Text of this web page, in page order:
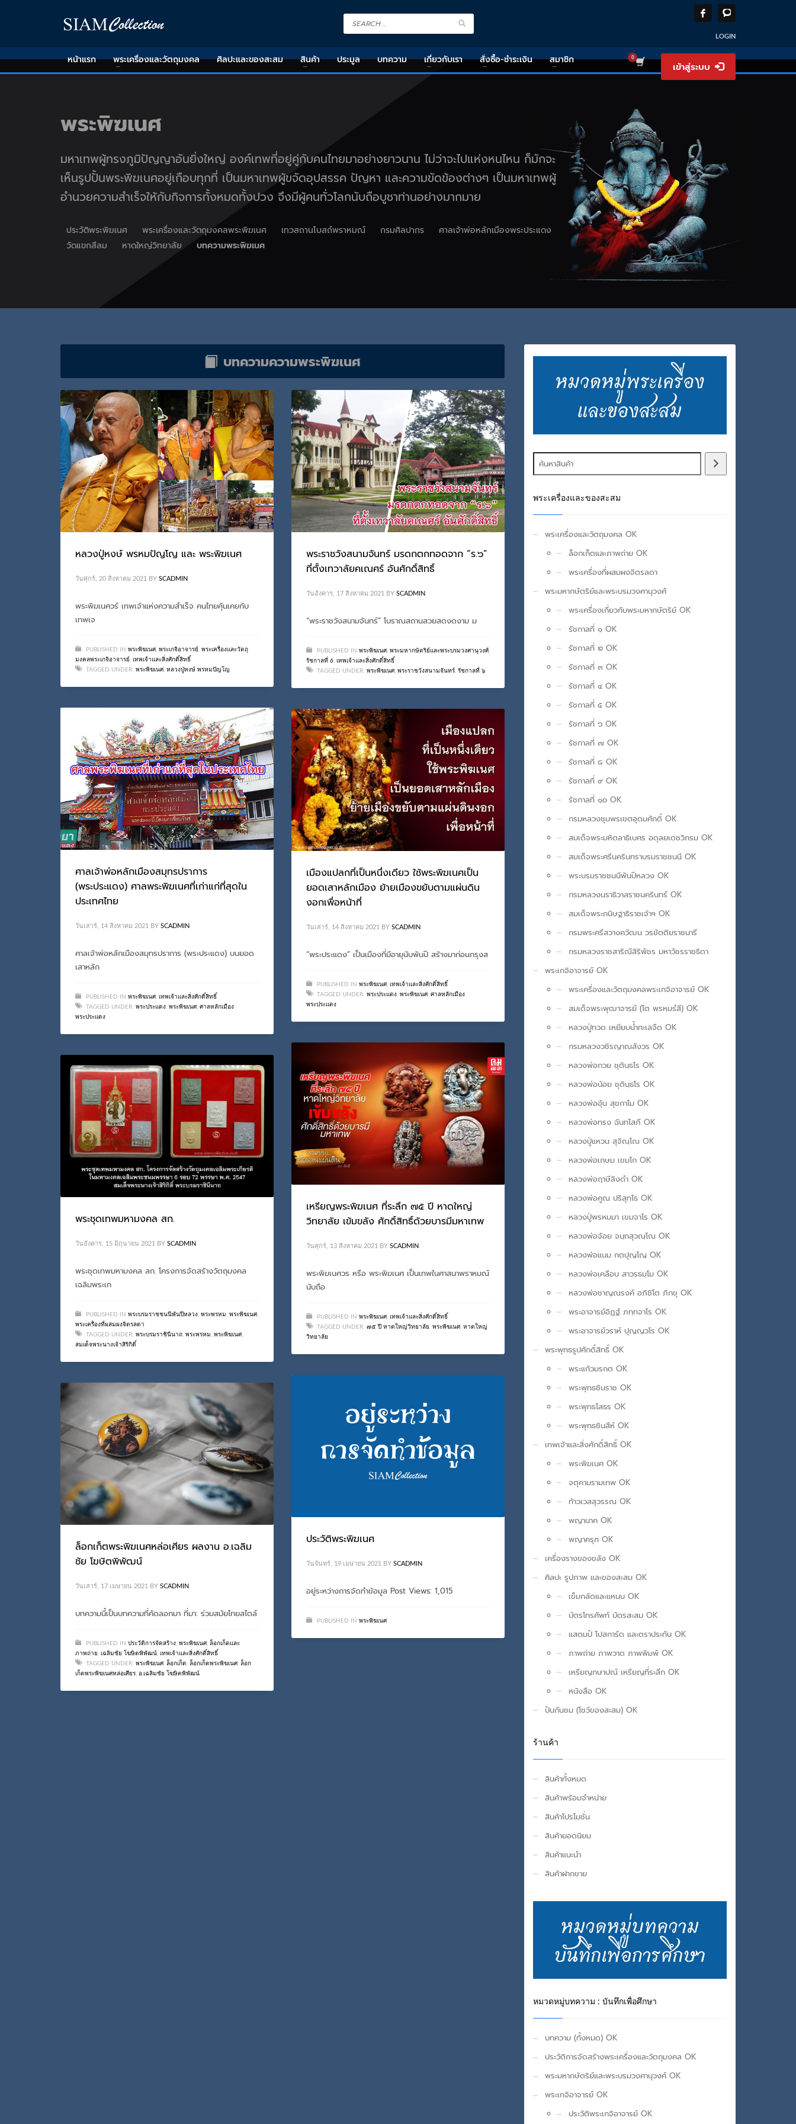
LOGIN
หน้าแรก พระเครื่องและวัตถุมงคล ศิลปะและของสะสม สินค้า ประมูล บทความ เกี่ยวกับเรา สั่งซื้อ-ชำระเงิน สมาชิก
เข้าสู่ระบบ
พระพิฆเนศ
มหาเทพผู้ทรงภูมิปัญญาอันยิ่งใหญ่ องค์เทพที่อยู่คู่กับคนไทยมาอย่างยาวนาน ไม่ว่าจะไปแห่งหนไหน ก็มักจะ
เห็นรูปปั้นพระพิฆเนศอยู่เกือบทุกที่ เป็นมหาเทพผู้ขจัดอุปสรรค ปัญหา และความขัดข้องต่างๆ เป็นมหาเทพผู้
อำนวยความสำเร็จให้กับกิจการทั้งหมดทั้งปวง จึงมีผู้คนทั่วโลกนับถือบูชาท่านอย่างมากมาย
ประวัติพระพิฆเนศ พระเครื่องและวัตถุมงคลพระพิฆเนศ เทวสถานโบสถ์พราหมณ์ กรมศิลปากร
ศาลเจ้าพ่อหลักเมืองพระประแดง
วัดแขกสีลม
หาดใหญ่วิทยาลัย บทความพระพิฆเนศ
บทความความพระพิฆเนศ
หลวงปู่หงษ์ พรหมปัญโญ และ พระพิฆเนศ
วันศุกร์, 20 สิงหาคม 2021 BY SCADMIN
พระพิฆเนศวร์ เทพเจ้าแห่งความสำเร็จ คนไทยคุ้นเคยกับ
เทพเจ
PUBLISHED IN พระพิฆเนศ พระเกจิอาจารย์ พระเครื่องและวัตถุ
มงคลพระเกจิอาจารย์ เทพเจ้าและสิ่งศักดิ์สิทธิ์
TAGGED UNDER: พระพิฆเนศ หลวงปู่หงษ์ พรหมปัญโญ
พระราชวังสนามจันทร์ มรดกตกทอดจาก “ร.๖”
ที่ตั้งเทวาลัยคเณศร์ อันศักดิ์สิทธิ์
วันอังคาร, 17 สิงหาคม 2021 BY SCADMIN
“พระราชวังสนามจันทร์” โบราณสถานสวยสดงดงาม ม
PUBLISHED IN พระพิฆเนศ พระมหากษัตริย์และพระบรมวงศานุวงศ์
รัชกาลที่ 6 เทพเจ้าและสิ่งศักดิ์สิทธิ์
TAGGED UNDER: พระพิฆเนศ พระราชวังสนามจันทร์ รัชกาลที่ ๖
ศาลเจ้าพ่อหลักเมืองสมุทรปราการ
(พระประแดง) ศาลพระพิฆเนศที่เก่าแก่ที่สุดใน
ประเทศไทย
วันเสาร์, 14 สิงหาคม 2021 BY SCADMIN
ศาลเจ้าพ่อหลักเมืองสมุทรปราการ (พระประแดง) บนยอด
เสาหลัก
PUBLISHED IN พระพิฆเนศ เทพเจ้าและสิ่งศักดิ์สิทธิ์
TAGGED UNDER: พระประแดง พระพิฆเนศ ศาลหลักเมือง
พระประแดง
เมืองแปลกที่เป็นหนึ่งเดียว ใช้พระพิฆเนศเป็น
ยอดเสาหลักเมือง ย้ายเมืองขยับตามแผ่นดิน
งอกเพื่อหน้าที่
วันเสาร์, 14 สิงหาคม 2021 BY SCADMIN
“พระประแดง” เป็นเมืองที่มีอายุนับพันปี สร้างมาก่อนกรุงส
PUBLISHED IN พระพิฆเนศ เทพเจ้าและสิ่งศักดิ์สิทธิ์
TAGGED UNDER: พระประแดง พระพิฆเนศ ศาลหลักเมือง
พระประแดง
เหรียญพระพิฆเนศ ที่ระลึก ๗๕ ปี หาดใหญ่
วิทยาลัย เข้มขลัง ศักดิ์สิทธิ์ด้วยบารมีมหาเทพ
วันศุกร์, 13 สิงหาคม 2021 BY SCADMIN
พระพิฆเนศวร หรือ พระพิฆเนศ เป็นเทพในศาสนาพราหมณ์
นับถือ
PUBLISHED IN พระพิฆเนศ เทพเจ้าและสิ่งศักดิ์สิทธิ์
TAGGED UNDER: ๗๕ ปี หาดใหญ่วิทยาลัย พระพิฆเนศ หาดใหญ่
วิทยาลัย
พระชุดเทพมหามงคล สก.
วันอังคาร, 15 มิถุนายน 2021 BY SCADMIN
พระชุดเทพมหามงคล สก. โครงการจัดสร้างวัตถุมงคล
เฉลิมพระเก
PUBLISHED IN พระบรมราชชนนีพันปีหลวง พระพรหม พระพิฆเนศ
พระเครื่องที่ผสมผงจิตรลดา
TAGGED UNDER: พระบรมราชินีนาถ พระพรหม พระพิฆเนศ
สมเด็จพระนางเจ้าสิริกิติ์
ประวัติพระพิฆเนศ
วันจันทร์, 19 เมษายน 2021 BY SCADMIN
อยู่ระหว่างการจัดทำข้อมูล Post Views: 1,015
PUBLISHED IN พระพิฆเนศ
ล็อกเก็ตพระพิฆเนศหล่อเศียร ผลงาน อ.เฉลิม
ชัย โฆษิตพิพัฒน์
วันเสาร์, 17 เมษายน 2021 BY SCADMIN
บทความนี้เป็นบทความที่คัดลอกมา ที่มา: ร่วมสมัยไทยสไตล์
PUBLISHED IN ประวัติการจัดสร้าง พระพิฆเนศ ล็อกเก็ตและ
ภาพถ่าย เฉลิมชัย โฆษิตพิพัฒน์ เทพเจ้าและสิ่งศักดิ์สิทธิ์
TAGGED UNDER: พระพิฆเนศ ล็อกเก็ต ล็อกเก็ตพระพิฆเนศ ล็อก
เก็ตพระพิฆเนศหล่อเศียร อ.เฉลิมชัย โฆษิตพิพัฒน์
พระเครื่องและของสะสม
พระเครื่องและวัตถุมงคล OK
ล็อกเก็ตและภาพถ่าย OK
พระเครื่องที่ผสมผงจิตรลดา
พระมหากษัตริย์และพระบรมวงศานุวงศ์
พระเครื่องเกี่ยวกับพระมหากษัตริย์ OK
รัชกาลที่ ๑ OK
รัชกาลที่ ๒ OK
รัชกาลที่ ๓ OK
รัชกาลที่ ๔ OK
รัชกาลที่ ๕ OK
รัชกาลที่ ๖ OK
รัชกาลที่ ๗ OK
รัชกาลที่ ๘ OK
รัชกาลที่ ๙ OK
รัชกาลที่ ๑๐ OK
กรมหลวงชุมพรเขตอุดมศักดิ์ OK
สมเด็จพระมหิตลาธิเบศร อดุลยเดชวิกรม OK
สมเด็จพระศรีนครินทราบรมราชชนนี OK
พระบรมราชชนนีพันปีหลวง OK
กรมหลวงนราธิวาสราชนครินทร์ OK
สมเด็จพระกนิษฐาธิราชเจ้าฯ OK
กรมพระศรีสวางควัฒน วรขัตติยราชนารี
กรมหลวงราชสาริณีสิริพัชร มหาวัชรราชธิดา
พระเกจิอาจารย์ OK
พระเครื่องและวัตถุมงคลพระเกจิอาจารย์ OK
สมเด็จพระพุฒาจารย์ (โต พฺรหฺมรํสี) OK
หลวงปู่ทวด เหยียบน้ำทะเลจืด OK
กรมหลวงวชิรญาณสังวร OK
หลวงพ่อกวย ชุตินฺธโร OK
หลวงพ่อน้อย ชุตินฺธโร OK
หลวงพ่ออุ้น สุขกาโม OK
หลวงพ่อทรง ฉันทโสภี OK
หลวงปู่แหวน สุจิณฺโณ OK
หลวงพ่อเกษม เขมโก OK
หลวงพ่อฤาษีลิงดำ OK
หลวงพ่อคูณ ปริสุทฺโธ OK
หลวงปู่พรหมมา เขมจาโร OK
หลวงพ่อจ้อย จนฺทสุวณฺโณ OK
หลวงพ่อแนม กตปุญโญ OK
หลวงพ่อเคลือบ สาวรธมฺโม OK
หลวงพ่อชาญณรงค์ อภิชิโต ภิกขุ OK
พระอาจารย์อิฏฐ์ ภทฺทจาโร OK
พระอาจารย์วราห์ ปุญญวโร OK
พระพุทธรูปศักดิ์สิทธิ์ OK
พระแก้วมรกต OK
พระพุทธชินราช OK
พระพุทธโสธร OK
พระพุทธชินสีห์ OK
เทพเจ้าและสิ่งศักดิ์สิทธิ์ OK
พระพิฆเนศ OK
จตุคามรามเทพ OK
ท้าวเวสสุวรรณ OK
พญานาค OK
พญาครุฑ OK
เครื่องรางของขลัง OK
ศิลปะ รูปภาพ และของสะสม OK
เข็มกลัดและแหนบ OK
บัตรโทรศัพท์ บัตรสะสม OK
แสตมป์ โปสการ์ด และตราประทับ OK
ภาพถ่าย ภาพวาด ภาพพิมพ์ OK
เหรียญกษาปณ์ เหรียญที่ระลึก OK
หนังสือ OK
ปันกันชม (โชว์ของสะสม) OK
ร้านค้า
สินค้าทั้งหมด
สินค้าพร้อมจำหน่าย
สินค้าโปรโมชั่น
สินค้ายอดนิยม
สินค้าแนะนำ
สินค้าฝากขาย
หมวดหมู่บทความ : บันทึกเพื่อศึกษา
บทความ (ทั้งหมด) OK
ประวัติการจัดสร้างพระเครื่องและวัตถุมงคล OK
พระมหากษัตริย์และพระบรมวงศานุวงศ์ OK
พระเกจิอาจารย์ OK
ประวัติพระเกจิอาจารย์ OK